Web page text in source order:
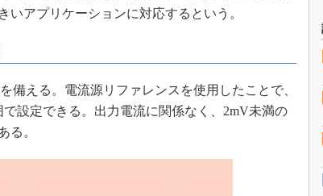
門講
ど
アプリケーションに対応するという。
備える。電流源リファレンスを使用したことで、
設定できる。出力電流に関係なく、2mV未満の
る。